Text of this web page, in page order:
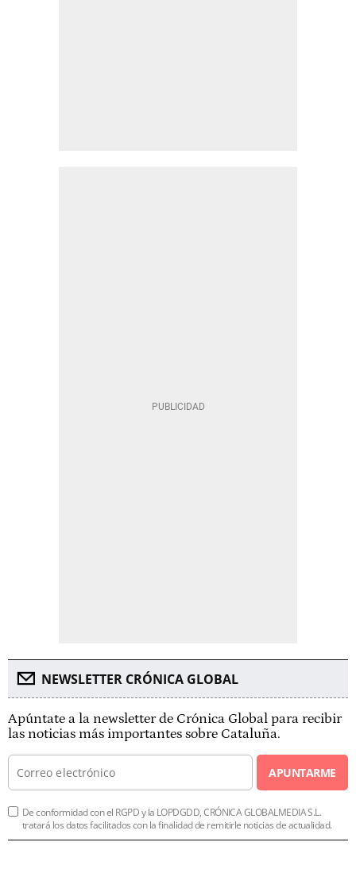
NEWSLETTER CRÓNICA GLOBAL
Apúntate a la newsletter de Crónica Global para recibir
las noticias más importantes sobre Cataluña.
APUNTARME
De conformidad con el RGPD y la LOPDGDD, CRÓNICA GLOBALMEDIA S.L.
tratará los datos facilitados con la finalidad de remitirle noticias de actualidad.